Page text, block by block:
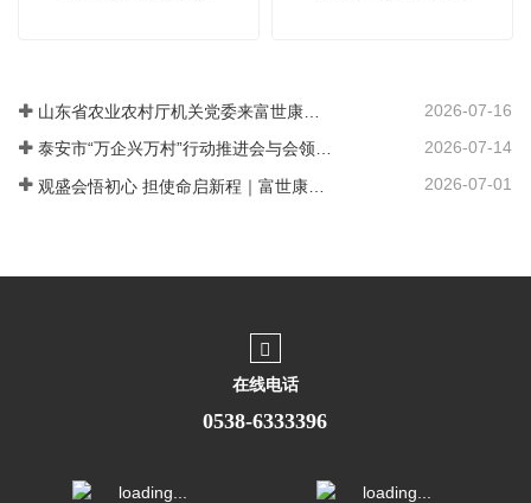
2026-07-16
泰安市“万企兴万村”行动推进会与会领导莅临富世康观摩指导 2026-07-14
2026-07-01
在线电话
0538-6333396